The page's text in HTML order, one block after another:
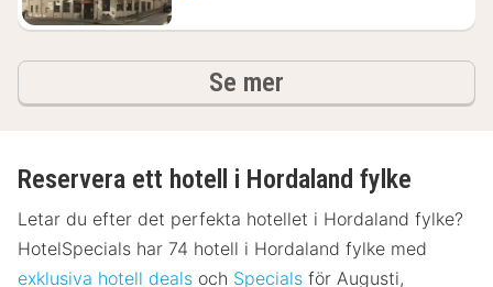
Se mer
Reservera ett hotell i Hordaland fylke
Letar du efter det perfekta hotellet i Hordaland fylke?
HotelSpecials har 74 hotell i Hordaland fylke med
exklusiva hotell deals och Specials för Augusti,